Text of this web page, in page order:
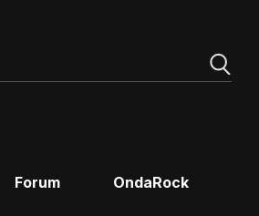
Forum OndaRock